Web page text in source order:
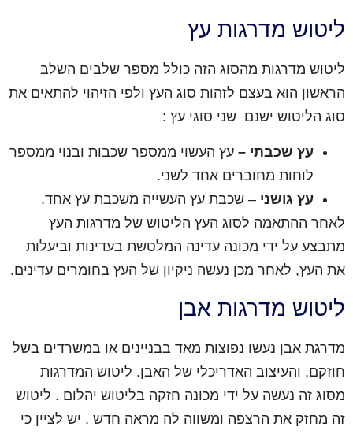
ליטוש מדרגות עץ
ליטוש מדרגות מהסוג הזה כולל מספר שלבים השלב
הראשון הוא בעצם לזהות סוג העץ ולפי הזיהוי להתאים את
סוג הליטוש ישנם שני סוגי עץ :
עץ שכבתי – עץ העשוי ממספר שכבות ובנוי ממספר
לוחות מחוברים אחד לשני.
עץ גושני – שכבת עץ העשייה משכבת עץ אחד.
לאחר ההתאמה לסוג העץ הליטוש של מדרגות העץ
מתבצע על ידי מכונה עדינה המלטשת בעדינות וביעלות
את העץ, לאחר מכן נעשה ניקיון של העץ בחומרים עדינים.
ליטוש מדרגות אבן
מדרגת אבן נעשו נפוצות מאד בבניינים או במשרדים בשל
חוזקם, והעיצוב האדריכלי של האבן. ליטוש המדרגות
מסוג זה נעשה על ידי מכונה חזקה בליטוש יהלום . ליטוש
זה מחזק את הרצפה ומשווה לה מראה חדש . יש לציין כי